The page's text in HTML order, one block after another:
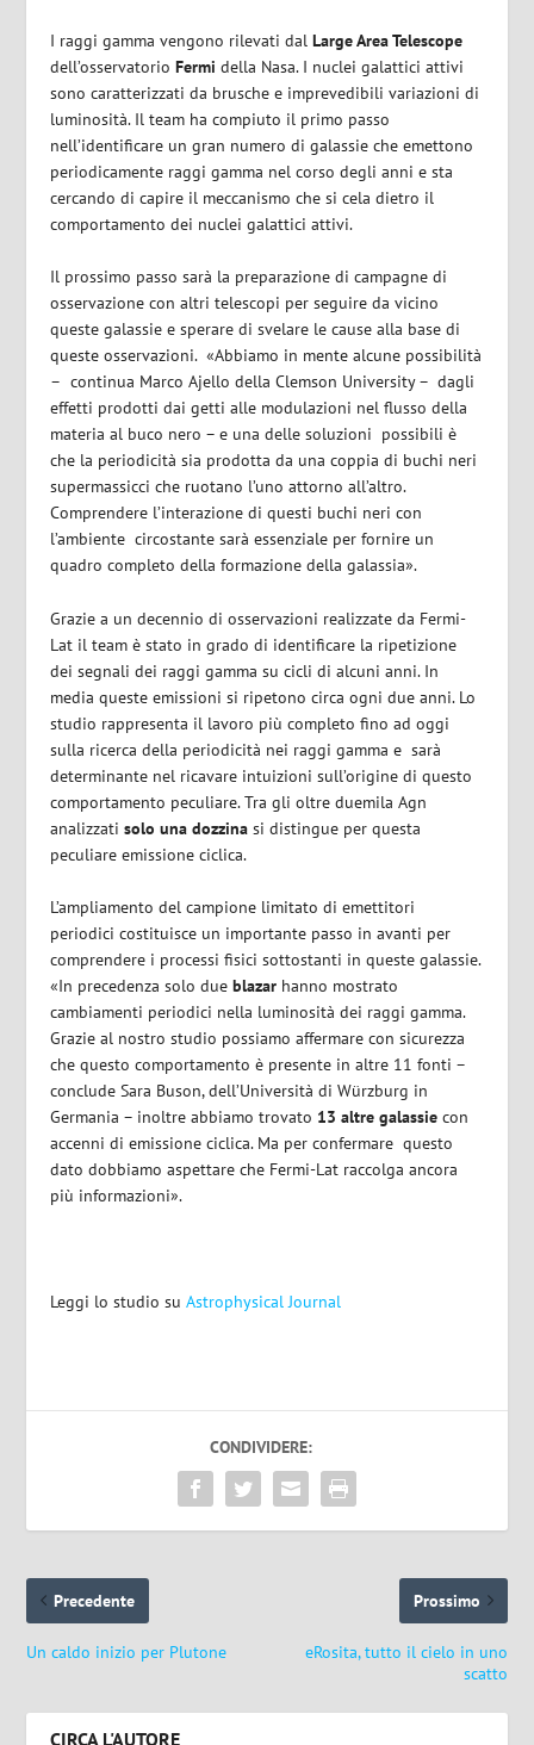
I raggi gamma vengono rilevati dalLarge Area Telescope
dell’osservatorio Fermi della Nasa. I nuclei galattici attivi
sono caratterizzati da brusche e imprevedibili variazioni di
luminosità. Il team ha compiuto il primo passo
nell’identificare un gran numero di galassie che emettono
periodicamente raggi gamma nel corso degli anni e sta
cercando di capire il meccanismo che si cela dietro il
comportamento dei nuclei galattici attivi.
Il prossimo passo sarà la preparazione di campagne di
osservazione con altri telescopi per seguire da vicino
queste galassie e sperare di svelare le cause alla base di
queste osservazioni. «Abbiamo in mente alcune possibilità
– continua Marco Ajello della Clemson University – dagli
effetti prodotti dai getti alle modulazioni nel flusso della
materia al buco nero – e una delle soluzioni possibili è
che la periodicità sia prodotta da una coppia di buchi neri
supermassicci che ruotano l’uno attorno all’altro.
Comprendere l’interazione di questi buchi neri con
l’ambiente circostante sarà essenziale per fornire un
quadro completo della formazione della galassia».
Grazie a un decennio di osservazioni realizzate da Fermi-
Lat il team è stato in grado di identificare la ripetizione
dei segnali dei raggi gamma su cicli di alcuni anni. In
media queste emissioni si ripetono circa ogni due anni. Lo
studio rappresenta il lavoro più completo fino ad oggi
sulla ricerca della periodicità nei raggi gamma e sarà
determinante nel ricavare intuizioni sull’origine di questo
comportamento peculiare. Tra gli oltre duemila Agn
analizzatisolo una dozzina si distingue per questa
peculiare emissione ciclica.
L’ampliamento del campione limitato di emettitori
periodici costituisce un importante passo in avanti per
comprendere i processi fisici sottostanti in queste galassie.
«In precedenza solo due blazar hanno mostrato
cambiamenti periodici nella luminosità dei raggi gamma.
Grazie al nostro studio possiamo affermare con sicurezza
che questo comportamento è presente in altre 11 fonti –
conclude Sara Buson, dell’Università di Würzburg in
Germania – inoltre abbiamo trovato 13 altre galassie con
accenni di emissione ciclica. Ma per confermare questo
dato dobbiamo aspettare che Fermi-Lat raccolga ancora
più informazioni».
Leggi lo studio suAstrophysical Journal
CONDIVIDERE:
Precedente
Un caldo inizio per Plutone
Prossimo
eRosita, tutto il cielo in uno
scatto
CIRCA L'AUTORE